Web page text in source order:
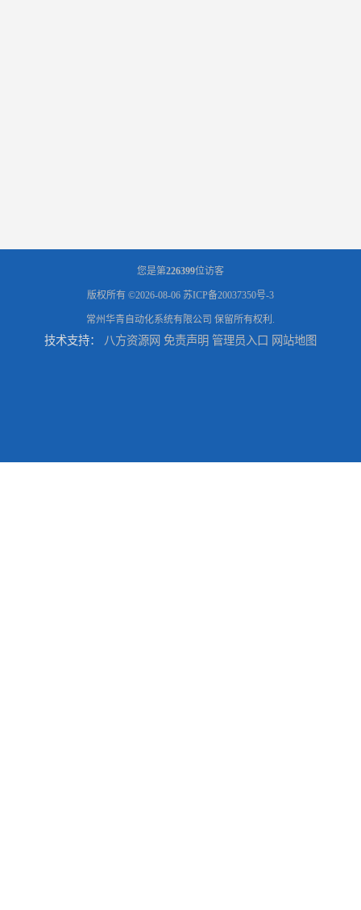
您是第226399位访客
版权所有 ©2026-08-06 苏ICP备20037350号-3
常州华青自动化系统有限公司 保留所有权利.
技术支持： 八方资源网 免责声明 管理员入口 网站地图